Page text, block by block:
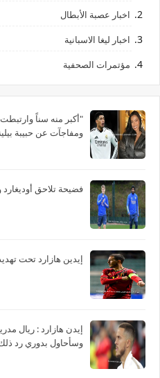
اخبار عصبة الأبطال
اخبار ليغا الاسبانية
مؤتمرات الصحفية
"أكبر منه سناً
ومفاجآت عن حبيبة
فضيحة تلاحق أوديغارد
إيدين هازارد تحت
‏إيدن هازارد : ريال
وسأحاول بدوري رد